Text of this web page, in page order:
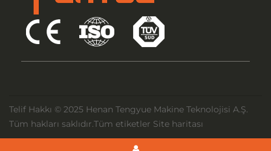
Telif Hakkı © 2025 Henan Tengyue Makine Teknolojisi A.Ş.
Tüm hakları saklıdır.Tüm etiketler Site haritası